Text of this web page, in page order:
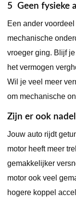
5 Geen fysieke
Een ander
mechanische
vroeger ging. Blijf
het vermogen
Wil je veel meer
om mechanische
Zijn er ook
Jouw auto rijdt
motor heeft meer
gemakkelijker
motor ook veel
hogere koppel